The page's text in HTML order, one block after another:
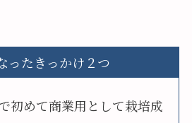
ったきっかけ２つ
初めて商業用として栽培成